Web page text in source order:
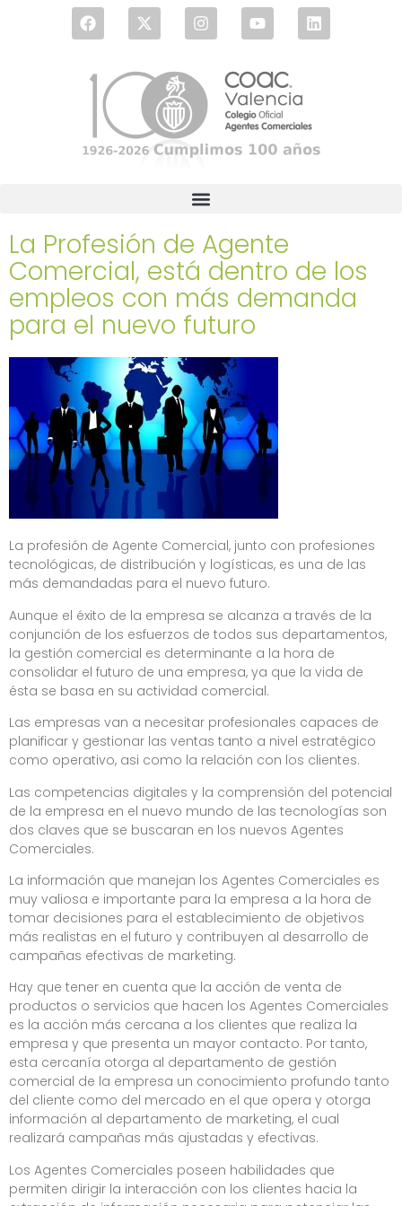
La Profesión de Agente
Comercial, está dentro de los
empleos con más demanda
para el nuevo futuro
La profesión de Agente Comercial, junto con profesiones
tecnológicas, de distribución y logísticas, es una de las
más demandadas para el nuevo futuro.
Aunque el éxito de la empresa se alcanza a través de la
conjunción de los esfuerzos de todos sus departamentos,
la gestión comercial es determinante a la hora de
consolidar el futuro de una empresa, ya que la vida de
ésta se basa en su actividad comercial.
Las empresas van a necesitar profesionales capaces de
planificar y gestionar las ventas tanto a nivel estratégico
como operativo, asi como la relación con los clientes.
Las competencias digitales y la comprensión del potencial
de la empresa en el nuevo mundo de las tecnologías son
dos claves que se buscaran en los nuevos Agentes
Comerciales.
La información que manejan los Agentes Comerciales es
muy valiosa e importante para la empresa a la hora de
tomar decisiones para el establecimiento de objetivos
más realistas en el futuro y contribuyen al desarrollo de
campañas efectivas de marketing.
Hay que tener en cuenta que la acción de venta de
productos o servicios que hacen los Agentes Comerciales
es la acción más cercana a los clientes que realiza la
empresa y que presenta un mayor contacto. Por tanto,
esta cercanía otorga al departamento de gestión
comercial de la empresa un conocimiento profundo tanto
del cliente como del mercado en el que opera y otorga
información al departamento de marketing, el cual
realizará campañas más ajustadas y efectivas.
Los Agentes Comerciales poseen habilidades que
permiten dirigir la interacción con los clientes hacia la